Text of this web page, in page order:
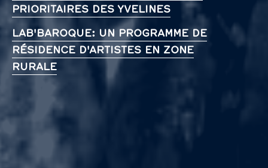
PRIORITAIRES DES YVELINES
LAB'BAROQUE: UN PROGRAMME DE
RÉSIDENCE D'ARTISTES EN ZONE
RURALE